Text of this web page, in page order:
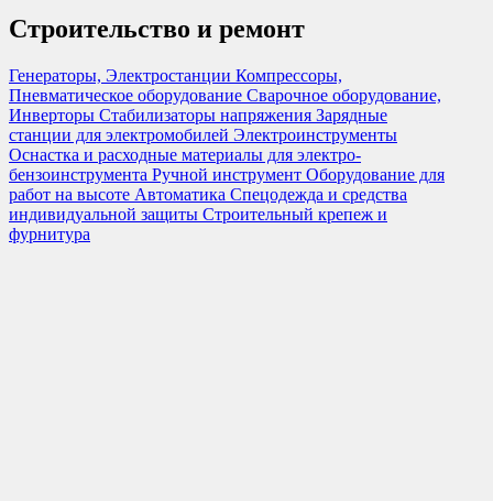
Строительство и ремонт
Генераторы, Электростанции Компрессоры,
Пневматическое оборудование Сварочное оборудование,
Инверторы Стабилизаторы напряжения Зарядные
станции для электромобилей Электроинструменты
Оснастка и расходные материалы для электро-
бензоинструмента Ручной инструмент Оборудование для
работ на высоте Автоматика Спецодежда и средства
индивидуальной защиты Строительный крепеж и
фурнитура